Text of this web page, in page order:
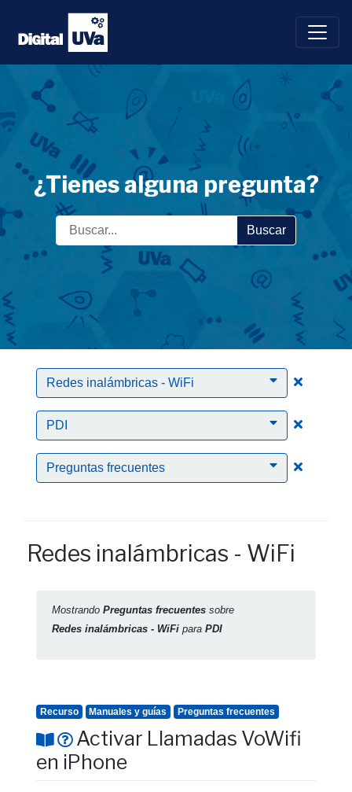
Saltar
contenido
¿Tienes alguna pregunta?
Buscar
Redes inalámbricas - WiFi Clic
PDI Clic
Preguntas frecuentes Clic
Redes inalámbricas - WiFi
Mostrando Preguntas frecuentes sobre
Redes inalámbricas - WiFi para PDI
Recurso Manuales y guías Preguntas frecuentes
Activar Llamadas VoWifi
en iPhone